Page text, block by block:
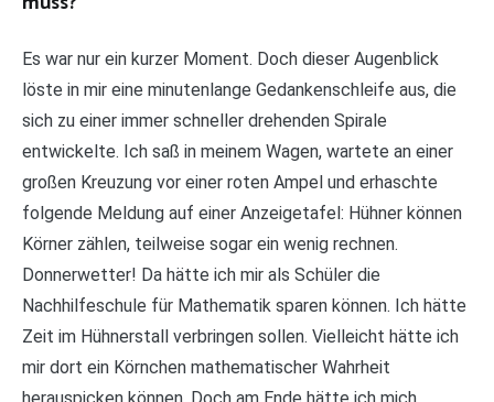
Es war nur ein kurzer Moment. Doch dieser Augenblick
löste in mir eine minutenlange Gedankenschleife aus, die
sich zu einer immer schneller drehenden Spirale
entwickelte. Ich saß in meinem Wagen, wartete an einer
großen Kreuzung vor einer roten Ampel und erhaschte
folgende Meldung auf einer Anzeigetafel: Hühner können
Körner zählen, teilweise sogar ein wenig rechnen.
Donnerwetter! Da hätte ich mir als Schüler die
Nachhilfeschule für Mathematik sparen können. Ich hätte
Zeit im Hühnerstall verbringen sollen. Vielleicht hätte ich
mir dort ein Körnchen mathematischer Wahrheit
herauspicken können. Doch am Ende hätte ich mich